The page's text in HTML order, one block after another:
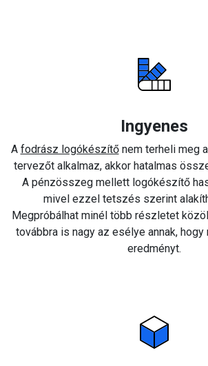
Ingyenes
A fodrász logókészítőnem terheli meg
tervezőt alkalmaz, akkor hatalmas
A pénzösszeg mellett logókészítő
mivel ezzel tetszés szerint
Megpróbálhat minél több részletet
továbbra is nagy az esélye annak, hogy
eredményt.